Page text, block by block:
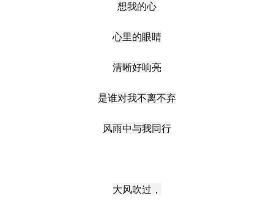
想我的心
心里的眼睛
清晰好响亮
是谁对我不离不弃
风雨中与我同行
大风吹过，